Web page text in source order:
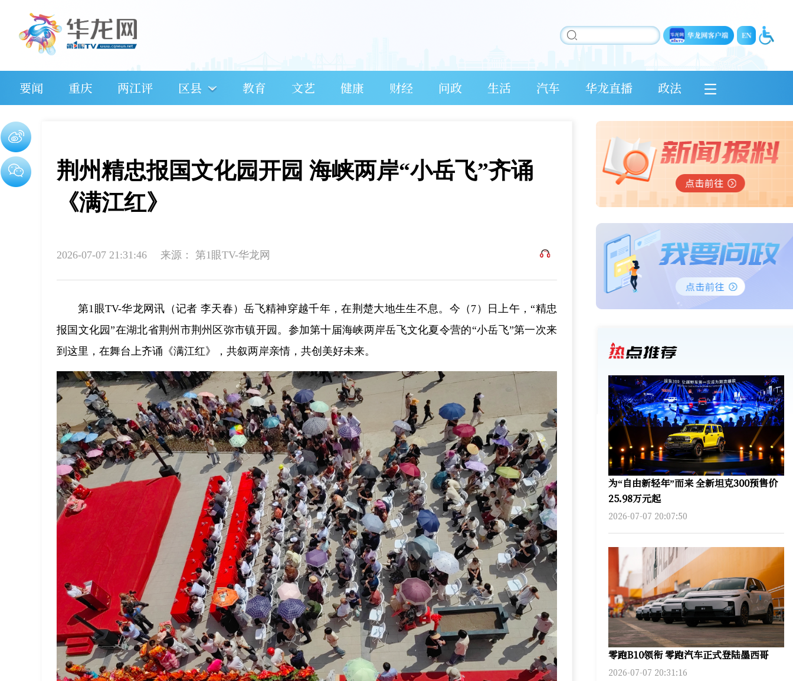
要闻 重庆 两江评 区县 教育 文艺 健康 财经 问政 生活 汽车 华龙直播 政法
荆州精忠报国文化园开园 海峡两岸“小岳飞”齐诵
《满江红》
2026-07-07 21:31:46 来源： 第1眼TV-华龙网
第1眼TV-华龙网讯（记者 李天春）岳飞精神穿越千年，在荆楚大地生生不息。今（7）日上午，“精忠
报国文化园”在湖北省荆州市荆州区弥市镇开园。参加第十届海峡两岸岳飞文化夏令营的“小岳飞”第一次来
到这里，在舞台上齐诵《满江红》，共叙两岸亲情，共创美好未来。
为“自由新轻年”而来 全新坦克300预售价
25.98万元起
2026-07-07 20:07:50
零跑B10领衔 零跑汽车正式登陆墨西哥
2026-07-07 20:31:16